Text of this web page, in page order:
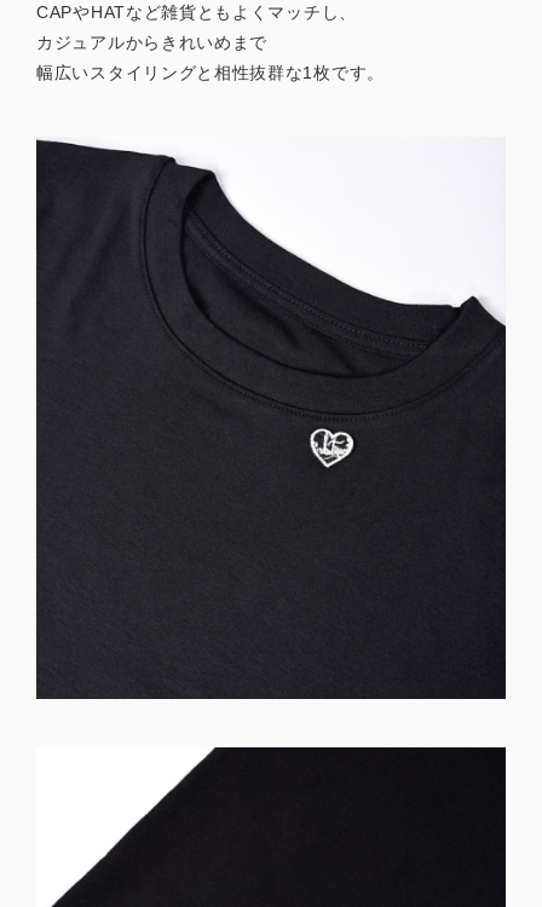
CAPやHATなど雑貨ともよくマッチし、
カジュアルからきれいめまで
幅広いスタイリングと相性抜群な1枚です。